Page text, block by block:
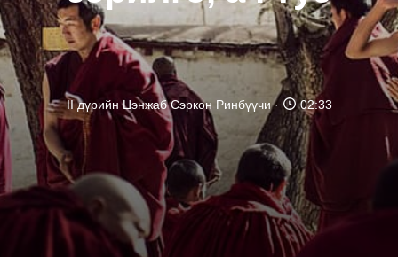
II дүрийн Цэнжаб Сэркон Ринбүүчи 02:33